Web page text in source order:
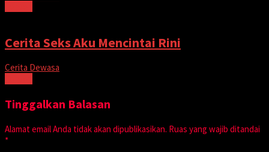
Cerita Seks Aku Mencintai Rini
Cerita Dewasa
Tinggalkan Balasan
Alamat email Anda tidak akan dipublikasikan. Ruas yang wajib ditandai
*